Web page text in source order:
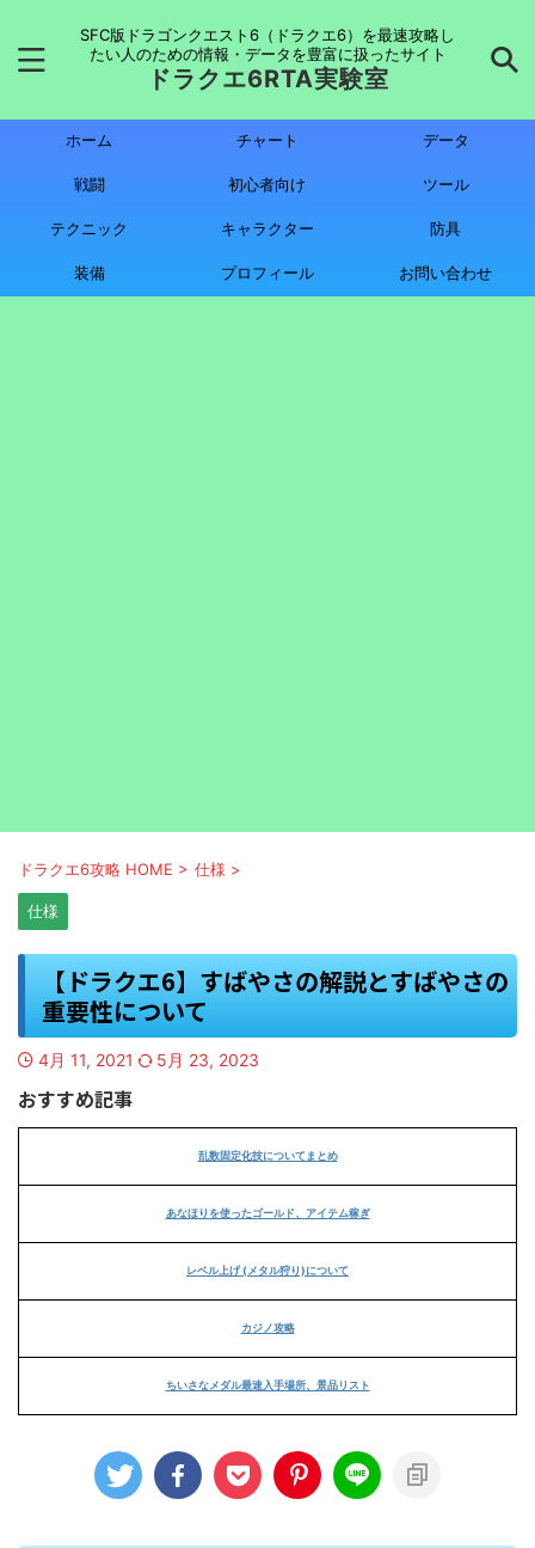
SFC版ドラゴンクエスト6（ドラクエ6）を最速攻略し
たい人のための情報・データを豊富に扱ったサイト
ドラクエ6RTA実験室
ホーム チャート データ
戦闘 初心者向け ツール
テクニック キャラクター 防具
装備 プロフィール お問い合わせ
ドラクエ6攻略 HOME > 仕様 >
仕様
【ドラクエ6】すばやさの解説とすばやさの
重要性について
4月 11, 2021 5月 23, 2023
おすすめ記事
乱数固定化技についてまとめ
あなほりを使ったゴールド、アイテム稼ぎ
レベル上げ (メタル狩り)について
カジノ攻略
ちいさなメダル最速入手場所、景品リスト